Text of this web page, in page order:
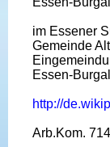
im Essener
Gemeinde
Essen-
http://
Arb.Kom.